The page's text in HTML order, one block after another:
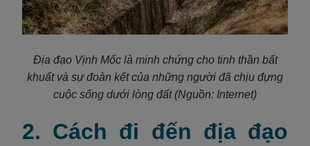
Địa đạo Vịnh Mốc là minh chứng cho tinh thần bất
khuất và sự đoàn kết của những người đã chịu đựng
cuộc sống dưới lòng đất(Nguồn: Internet)
2. Cách đi đến địa đạo